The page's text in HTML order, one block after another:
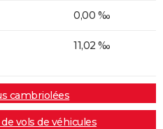
0,00 ‰
11,02 ‰
cambriolées
vols de véhicules